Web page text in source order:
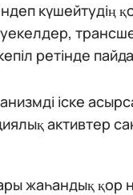
ретінде
іске
активтер
жаһандық қор